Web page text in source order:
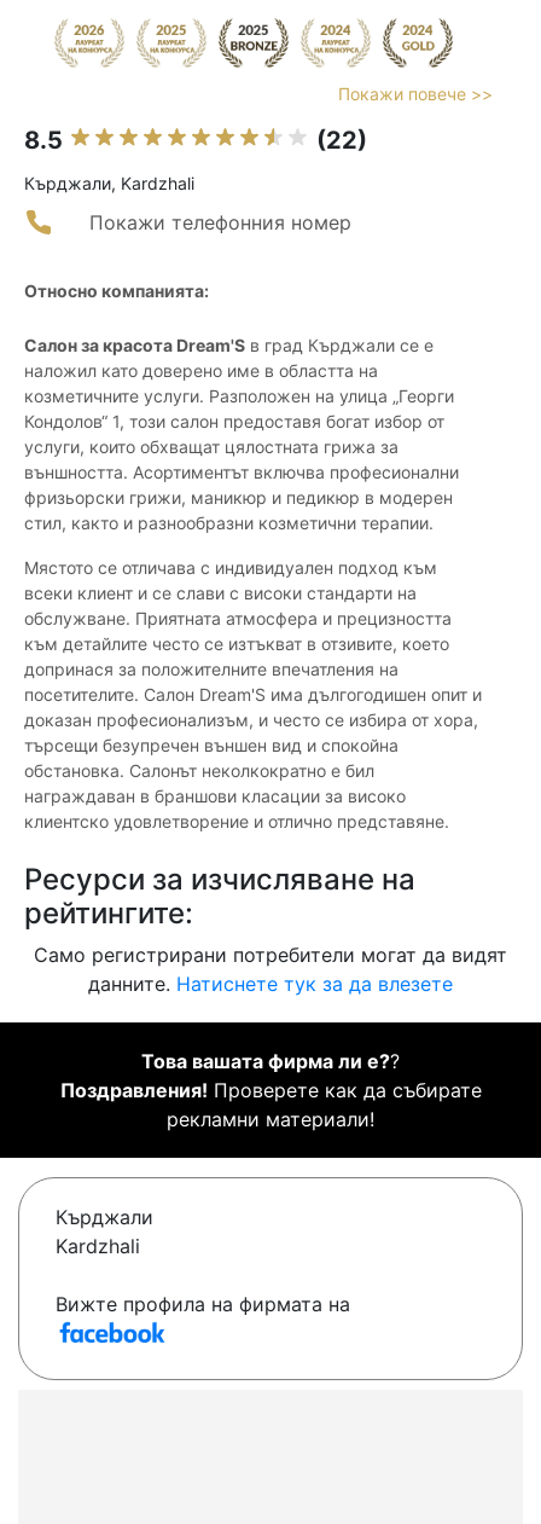
Покажи повече >>
8.5 (22)
Кърджали, Kardzhali
Покажи телефонния номер
Относно компанията:
Салон за красота Dream'S в град Кърджали се е
наложил като доверено име в областта на
козметичните услуги. Разположен на улица „Георги
Кондолов“ 1, този салон предоставя богат избор от
услуги, които обхващат цялостната грижа за
външността. Асортиментът включва професионални
фризьорски грижи, маникюр и педикюр в модерен
стил, както и разнообразни козметични терапии.
Мястото се отличава с индивидуален подход към
всеки клиент и се слави с високи стандарти на
обслужване. Приятната атмосфера и прецизността
към детайлите често се изтъкват в отзивите, което
допринася за положителните впечатления на
посетителите. Салон Dream'S има дългогодишен опит и
доказан професионализъм, и често се избира от хора,
търсещи безупречен външен вид и спокойна
обстановка. Салонът неколкократно е бил
награждаван в браншови класации за високо
клиентско удовлетворение и отлично представяне.
Ресурси за изчисляване на
рейтингите:
Само регистрирани потребители могат да видят
данните. Натиснете тук за да влезете
Това вашата фирма ли е??
Поздравления! Проверете как да събирате
рекламни материали!
Кърджали
Kardzhali
Вижте профила на фирмата на